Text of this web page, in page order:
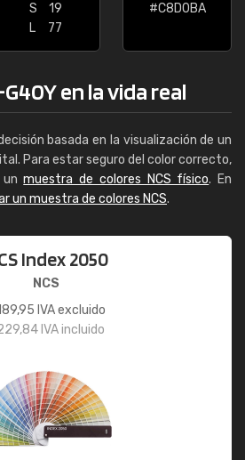
S
19
L
77
#C8D0BA
G40Y en la vida real
basada en la visualización de un
Para estar seguro del color correcto,
unmuestra de colores NCS físico. En
un muestra de colores NCS.
Index 2050
NCS
IVA excluido
IVA incluido